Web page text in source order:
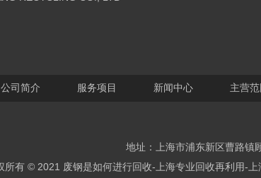
公司简介 服务项目 新闻中心 主营
地址：上海市浦东新区曹
所有 © 2021 废钢是如何进行回收-上海专业回收再利用